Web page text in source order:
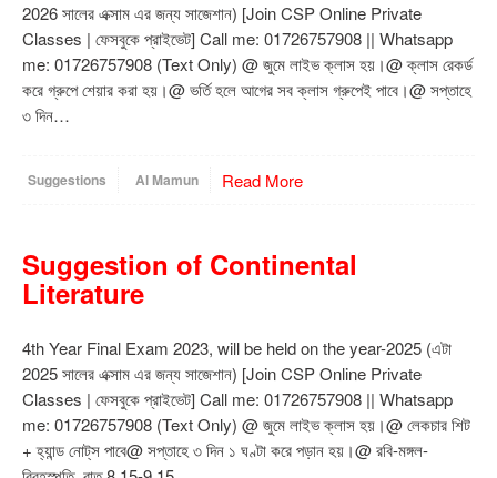
2026 সালের এক্সাম এর জন্য সাজেশান) [Join CSP Online Private
Classes | ফেসবুকে প্রাইভেট] Call me: 01726757908 || Whatsapp
me: 01726757908 (Text Only) @ জুমে লাইভ ক্লাস হয়।@ ক্লাস রেকর্ড
করে গ্রুপে শেয়ার করা হয়।@ ভর্তি হলে আগের সব ক্লাস গ্রুপেই পাবে।@ সপ্তাহে
৩ দিন…
Suggestions Al Mamun Read More
Suggestion of Continental
Literature
4th Year Final Exam 2023, will be held on the year-2025 (এটা
2025 সালের এক্সাম এর জন্য সাজেশান) [Join CSP Online Private
Classes | ফেসবুকে প্রাইভেট] Call me: 01726757908 || Whatsapp
me: 01726757908 (Text Only) @ জুমে লাইভ ক্লাস হয়।@ লেকচার শিট
+ হ্যান্ড নোট্‌স পাবে@ সপ্তাহে ৩ দিন ১ ঘণ্টা করে পড়ান হয়।@ রবি-মঙ্গল-